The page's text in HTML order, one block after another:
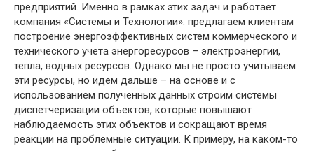
предприятий. Именно в рамках этих задач и работает
компания «Системы и Технологии»: предлагаем клиентам
построение энергоэффективных систем коммерческого и
технического учета энергоресурсов – электроэнергии,
тепла, водных ресурсов. Однако мы не просто учитываем
эти ресурсы, но идем дальше – на основе и с
использованием полученных данных строим системы
диспетчеризации объектов, которые повышают
наблюдаемость этих объектов и сокращают время
реакции на проблемные ситуации. К примеру, на каком-то